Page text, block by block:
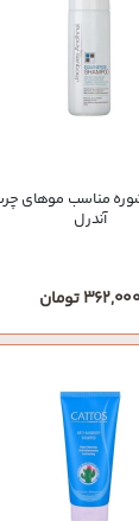
مناسب موهای
آندرل
362,000 تومان